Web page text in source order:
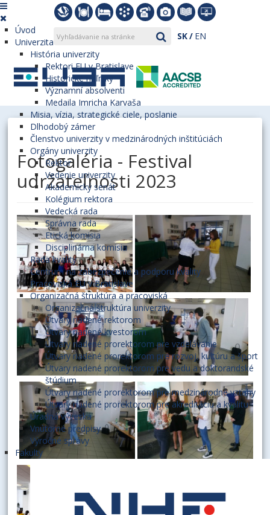
SK EN
Úvod
Univerzita
História univerzity
Rektori EU v Bratislave
Historické míľniky
Významní absolventi
Medaila Imricha Karvaša
Misia, vízia, strategické ciele, poslanie
Dlhodobý zámer
Členstvo univerzity v medzinárodných inštitúciách
Orgány univerzity
Rektor
Vedenie univerzity
Akademický senát
Kolégium rektora
Vedecká rada
Správna rada
Etická komisia
Disciplinárna komisia
Rada kvality
Centrum na zabezpečenie a podporu kvality
Pracoviská EU v Bratislave
Organizačná štruktúra a pracoviská
Organizačná štruktúra univerzity
Útvary riadené rektorom
Útvary riadené kvestorom
Útvary riadené prorektorom pre vzdelávanie
Útvary riadené prorektorom pre rozvoj, kultúru a šport
Útvary riadené prorektorom pre vedu a doktorandské
štúdium
Útvary riadené prorektorom pre medzinárodné vzťahy
Útvary riadené prorektorom pre akreditáciu a kvalitu
Úradná výveska
Vnútorné predpisy
Výročné správy
Fakulty
Fotogaléria - Festival
udržateľnosti 2023